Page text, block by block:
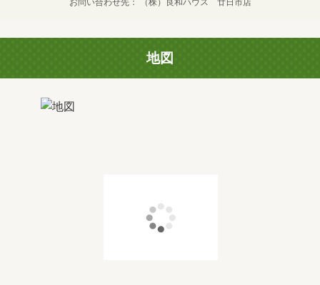
お問い合わせ先 （株）良和ハウス 廿日市店
地図